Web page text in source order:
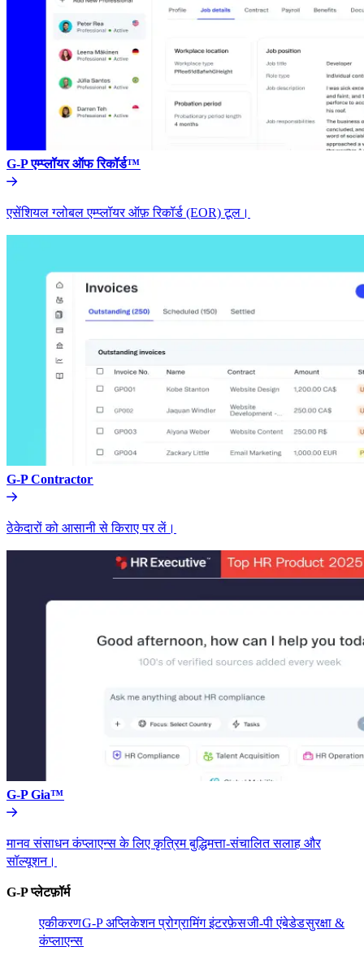
G-P एम्प्लॉयर ऑफ रिकॉर्ड™​​
एसेंशियल ग्लोबल एम्प्लॉयर ऑफ़ रिकॉर्ड (EOR) टूल।​​
G-P Contractor​​
ठेकेदारों को आसानी से किराए पर लें।​​
G-P Gia™​​
मानव संसाधन कंप्लाएन्स के लिए कृत्रिम बुद्धिमत्ता-संचालित सलाह और
सॉल्यूशन।​​
G-P प्लेटफ़ॉर्म​​
एकीकरण​​G-P अप्लिकेशन प्रोग्रामिंग इंटरफ़ेस​​जी-पी एंबेडेड​​सुरक्षा &
कंप्लाएन्स​​